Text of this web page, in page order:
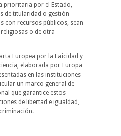
prioritaria por el Estado,
de titularidad o gestión
con recursos públicos, sean
o de otra
Europea por la Laicidad y
elaborada por Europa
en las instituciones
un marco general de
que garantice estos
de libertad e igualdad,